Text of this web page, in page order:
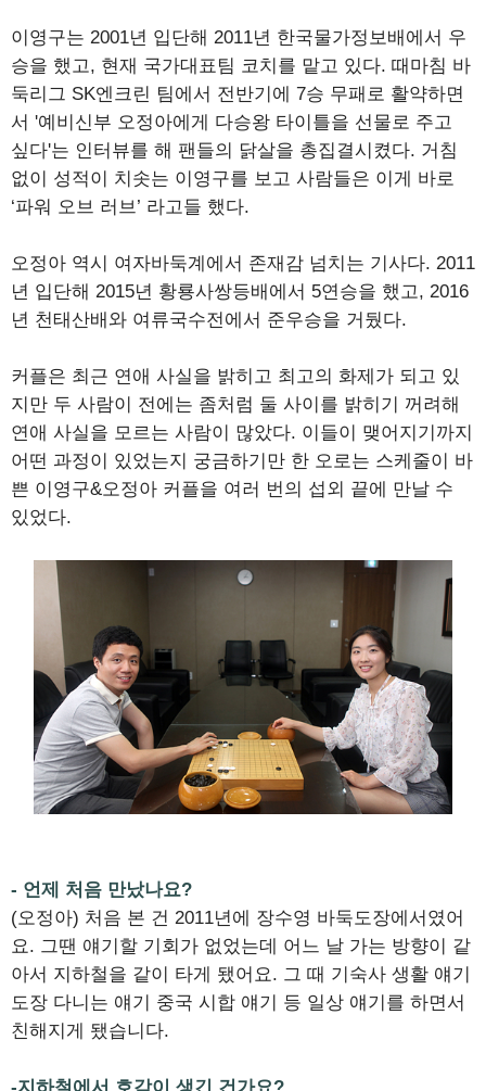
이영구는 2001년 입단해 2011년 한국물가정보배에서 우
승을 했고, 현재 국가대표팀 코치를 맡고 있다. 때마침 바
둑리그 SK엔크린 팀에서 전반기에 7승 무패로 활약하면
서 '예비신부 오정아에게 다승왕 타이틀을 선물로 주고
싶다'는 인터뷰를 해 팬들의 닭살을 총집결시켰다. 거침
없이 성적이 치솟는 이영구를 보고 사람들은 이게 바로
‘파워 오브 러브’ 라고들 했다.
오정아 역시 여자바둑계에서 존재감 넘치는 기사다. 2011
년 입단해 2015년 황룡사쌍등배에서 5연승을 했고, 2016
년 천태산배와 여류국수전에서 준우승을 거뒀다.
커플은 최근 연애 사실을 밝히고 최고의 화제가 되고 있
지만 두 사람이 전에는 좀처럼 둘 사이를 밝히기 꺼려해
연애 사실을 모르는 사람이 많았다. 이들이 맺어지기까지
어떤 과정이 있었는지 궁금하기만 한 오로는 스케줄이 바
쁜 이영구&오정아 커플을 여러 번의 섭외 끝에 만날 수
있었다.
- 언제 처음 만났나요?
(오정아) 처음 본 건 2011년에 장수영 바둑도장에서였어
요. 그땐 얘기할 기회가 없었는데 어느 날 가는 방향이 같
아서 지하철을 같이 타게 됐어요. 그 때 기숙사 생활 얘기
도장 다니는 얘기 중국 시합 얘기 등 일상 얘기를 하면서
친해지게 됐습니다.